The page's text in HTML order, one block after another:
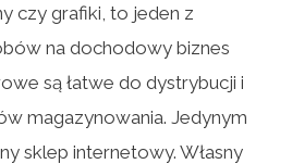
czy grafiki, to jeden z
na dochodowy biznes
są łatwe do dystrybucji i
magazynowania. Jedynym
sklep internetowy. Własny